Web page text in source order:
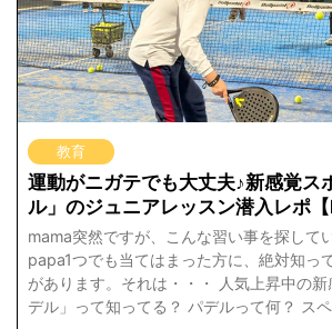
教育
運動がニガテでも大丈夫♪新感覚ス
ル」のジュニアレッスン潜入レポ【
mama突然ですが、こんな習い事を探して
papa1つでも当てはまった方に、絶対知っ
があります。それは・・・ 人気上昇中の
デル」って知ってる？ パデルって何？ ス